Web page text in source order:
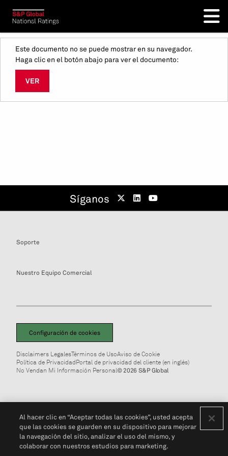
Este documento no se puede mostrar en su navegador.
Haga clic en el botón abajo para ver el documento:
VER
Síganos
Soporte
Nuestro Equipo Comercial
Configuración de cookies
Disclaimers LegalesTérminos de UsoAviso de Cookie
Política de PrivacidadPortal de privacidad del cliente (en inglés)
No Vendan Mi Información Personal© 2026 S&P Global
Al hacer clic en “Aceptar todas las cookies”, usted acepta
que las cookies se guarden en su dispositivo para mejorar
la navegación del sitio, analizar el uso del mismo, y
colaborar con nuestros estudios para marketing.